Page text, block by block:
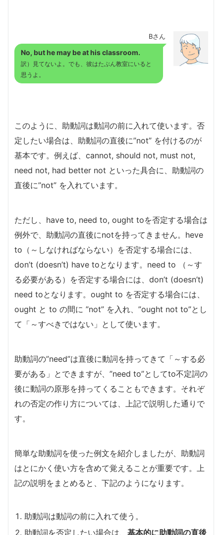
Bさん
No, but he may be at his classroom.
訳）見てないよ。でも、彼はたぶん教室にいると
思うよ。
このように、助動詞は動詞の前に入れて使います。否
定したい場合は、助動詞の直後に”not” を付けるのが
基本です。例えば、cannot, should not, must not,
need not, had better not といった具合に、助動詞の
直後に”not” を入れています。
ただし、have to, need to, ought toを否定する場合は
例外で、助動詞の直後にnotを持ってきません。heve
to（～しなければならない）を否定する場合には、
don’t (doesn’t) have toとなります。need to （～す
る必要がある）を否定する場合には、don’t (doesn’t)
need toとなります。ought to を否定する場合には、
ought と to の間に ”not” を入れ、”ought not to”とし
て「～すべきではない」として使います。
助動詞の”need”は直後に動詞を持ってきて「～する必
要がある」とできますが、”need to”としてto不定詞の
後に動詞の原形を持ってくることもできます。それぞ
れの否定の作り方については、上記で説明した通りで
す。
簡単な助動詞を使った例文を紹介しましたが、助動詞
はとにかく使い方を含めて覚えることが重要です。上
記の説明をまとめると、下記のようになります。
助動詞は動詞の前に入れて使う。
助動詞を否定したい場合は、 基本的に助動詞の直後